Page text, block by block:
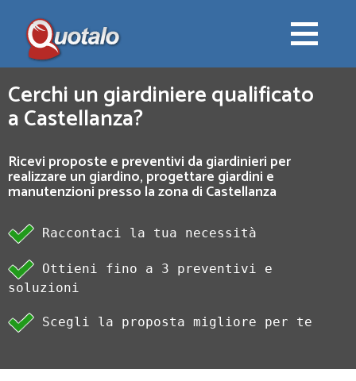
Cerchi un giardiniere qualificato
a Castellanza?
Ricevi proposte e preventivi da giardinieri per
realizzare un giardino, progettare giardini e
manutenzioni presso la zona di Castellanza
Raccontaci la tua necessità
Ottieni fino a 3 preventivi e
soluzioni
Scegli la proposta migliore per te